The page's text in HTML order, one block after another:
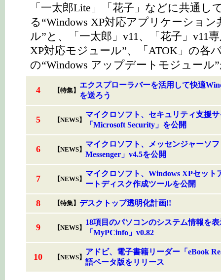
「一太郎Lite」「花子」などに共通し
る“Windows XP対応アプリケーショ
ル”と、「一太郎」v11、「花子」v11
XP対応モジュール”、「ATOK」の各
の“Windows アップデートモジュール
4 【特集】
エクスプローラバーを活用して快適
を送ろう
5 【NEWS】
マイクロソフト、セキュリティ支援
「Microsoft Security」を公開
6 【NEWS】
マイクロソフト、メッセンジャーソ
Messenger」v4.5を公開
7 【NEWS】
マイクロソフト、Windows XPセット
ートディスク作成ツールを公開
8 【特集】 デスクトップ透明化計画!!
9 【NEWS】
18項目のパソコンのシステム情報を
「MyPCinfo」v0.82
10 【NEWS】
アドビ、電子書籍リーダー「eBook
語ベータ版をリリース